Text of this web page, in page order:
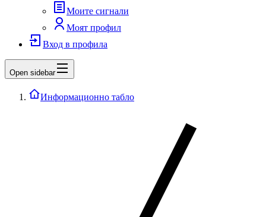
Моите сигнали
Моят профил
Вход в профила
Open sidebar
Информационно табло